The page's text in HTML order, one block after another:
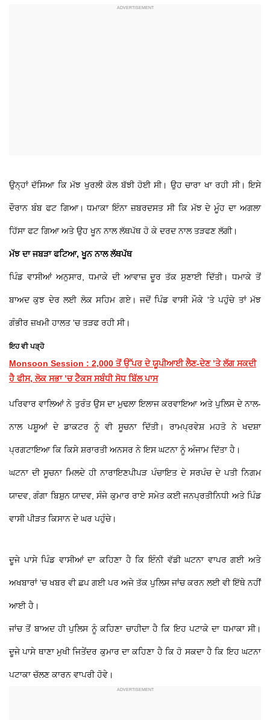
ਉਨ੍ਹਾਂ ਦੱਸਿਆ ਕਿ ਮੱਝ ਖੁਰਲੀ ਕੋਲ ਬੱਝੀ ਹੋਈ ਸੀ। ਉਹ ਚਾਰਾ ਖਾ ਰਹੀ ਸੀ। ਇਸੇ
ਦੌਰਾਨ ਬੰਬ ਫਟ ਗਿਆ। ਧਮਾਕਾ ਇੰਨਾ ਜ਼ਬਰਦਸਤ ਸੀ ਕਿ ਮੱਝ ਦੇ ਮੂੰਹ ਦਾ ਅਗਲਾ
ਹਿੱਸਾ ਫਟ ਗਿਆ ਅਤੇ ਉਹ ਖੂਨ ਨਾਲ ਲੱਥਪੱਥ ਹੋ ਕੇ ਦਰਦ ਨਾਲ ਤੜਫਣ ਲੱਗੀ।
ਮੱਝ ਦਾ ਜਬੜਾ ਫਟਿਆ, ਖੂਨ ਨਾਲ ਲੱਥਪੱਥ
ਪਿੰਡ ਵਾਸੀਆਂ ਅਨੁਸਾਰ, ਧਮਾਕੇ ਦੀ ਆਵਾਜ਼ ਦੂਰ ਤੱਕ ਸੁਣਾਈ ਦਿੱਤੀ। ਧਮਾਕੇ ਤੋਂ
ਬਾਅਦ ਕੁਝ ਦੇਰ ਲਈ ਲੋਕ ਸਹਿਮ ਗਏ। ਜਦੋਂ ਪਿੰਡ ਵਾਸੀ ਮੌਕੇ 'ਤੇ ਪਹੁੰਚੇ ਤਾਂ ਮੱਝ
ਗੰਭੀਰ ਜ਼ਖਮੀ ਹਾਲਤ 'ਚ ਤੜਫ ਰਹੀ ਸੀ।
ਇਹ ਵੀ ਪੜ੍ਹੋ
Monsoon Session : 2,000 ਤੋਂ ਉੱਪਰ ਦੇ ਯੂਪੀਆਈ ਲੈਣ-ਦੇਣ ’ਤੇ ਲੱਗ ਸਕਦੀ
ਹੈ ਫੀਸ, ਲੋਕ ਸਭਾ ’ਚ ਟੈਕਸ ਸਬੰਧੀ ਸੋਧ ਬਿੱਲ ਪਾਸ
ਪਰਿਵਾਰ ਵਾਲਿਆਂ ਨੇ ਤੁਰੰਤ ਉਸ ਦਾ ਮੁਢਲਾ ਇਲਾਜ ਕਰਵਾਇਆ ਅਤੇ ਪੁਲਿਸ ਦੇ ਨਾਲ-
ਨਾਲ ਪਸ਼ੂਆਂ ਦੇ ਡਾਕਟਰ ਨੂੰ ਵੀ ਸੂਚਨਾ ਦਿੱਤੀ। ਰਾਮਪ੍ਰਵੇਸ਼ ਮਹਤੋ ਨੇ ਖਦਸ਼ਾ
ਪ੍ਰਗਟਾਇਆ ਕਿ ਕਿਸੇ ਸ਼ਰਾਰਤੀ ਅਨਸਰ ਨੇ ਇਸ ਘਟਨਾ ਨੂੰ ਅੰਜਾਮ ਦਿੱਤਾ ਹੈ।
ਘਟਨਾ ਦੀ ਸੂਚਨਾ ਮਿਲਦੇ ਹੀ ਨਾਰਾਇਣਪੀਪੜ ਪੰਚਾਇਤ ਦੇ ਸਰਪੰਚ ਦੇ ਪਤੀ ਨਿਗਮ
ਯਾਦਵ, ਗੰਗਾ ਬਿਸ਼ੁਨ ਯਾਦਵ, ਸੰਜੇ ਕੁਮਾਰ ਰਾਏ ਸਮੇਤ ਕਈ ਜਨਪ੍ਰਤੀਨਿਧੀ ਅਤੇ ਪਿੰਡ
ਵਾਸੀ ਪੀੜਤ ਕਿਸਾਨ ਦੇ ਘਰ ਪਹੁੰਚੇ।
ਦੂਜੇ ਪਾਸੇ ਪਿੰਡ ਵਾਸੀਆਂ ਦਾ ਕਹਿਣਾ ਹੈ ਕਿ ਇੰਨੀ ਵੱਡੀ ਘਟਨਾ ਵਾਪਰ ਗਈ ਅਤੇ
ਅਖਬਾਰਾਂ 'ਚ ਖਬਰ ਵੀ ਛਪ ਗਈ ਪਰ ਅਜੇ ਤੱਕ ਪੁਲਿਸ ਜਾਂਚ ਕਰਨ ਲਈ ਵੀ ਇੱਥੇ ਨਹੀਂ
ਆਈ ਹੈ।
ਜਾਂਚ ਤੋਂ ਬਾਅਦ ਹੀ ਪੁਲਿਸ ਨੂੰ ਕਹਿਣਾ ਚਾਹੀਦਾ ਹੈ ਕਿ ਇਹ ਪਟਾਕੇ ਦਾ ਧਮਾਕਾ ਸੀ।
ਦੂਜੇ ਪਾਸੇ ਥਾਣਾ ਮੁਖੀ ਜਿਤੇਂਦਰ ਕੁਮਾਰ ਦਾ ਕਹਿਣਾ ਹੈ ਕਿ ਹੋ ਸਕਦਾ ਹੈ ਕਿ ਇਹ ਘਟਨਾ
ਪਟਾਕਾ ਚੱਲਣ ਕਾਰਨ ਵਾਪਰੀ ਹੋਵੇ।